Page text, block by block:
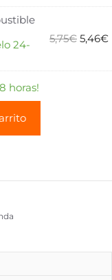
24-
5,75€ 5,46€
horas!